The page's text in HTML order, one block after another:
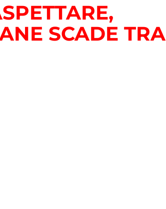
SCADE TRA